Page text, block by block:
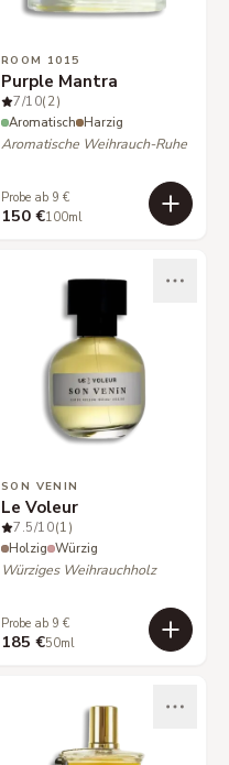
ROOM 1015
Purple Mantra
7/10(2)
Aromatisch Harzig
Aromatische Weihrauch-Ruhe
Probe ab 9 €
150 €100ml
SON VENIN
Le Voleur
7.5/10(1)
Holzig Würzig
Würziges Weihrauchholz
Probe ab 9 €
185 €50ml